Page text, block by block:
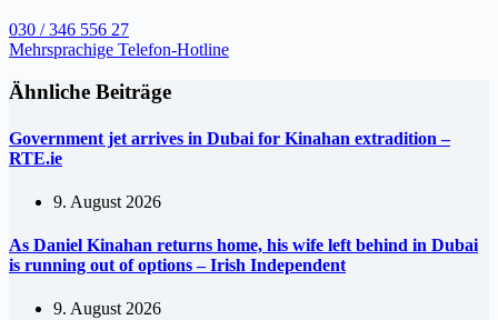
030 / 346 556 27
Mehrsprachige Telefon-Hotline
Ähnliche Beiträge
Government jet arrives in Dubai for Kinahan extradition –
RTE.ie
9. August 2026
As Daniel Kinahan returns home, his wife left behind in Dubai
is running out of options – Irish Independent
9. August 2026